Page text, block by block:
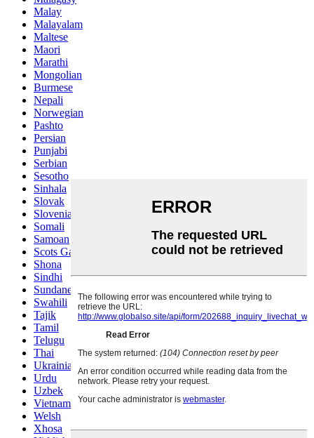
Malay
Malayalam
Maltese
Maori
Marathi
Mongolian
Burmese
Nepali
Norwegian
Pashto
Persian
Punjabi
Serbian
Sesotho
Sinhala
Slovak
Slovenian
Somali
Samoan
Scots Gaelic
Shona
Sindhi
Sundanese
Swahili
Tajik
Tamil
Telugu
Thai
Ukrainian
Urdu
Uzbek
Vietnamese
Welsh
Xhosa